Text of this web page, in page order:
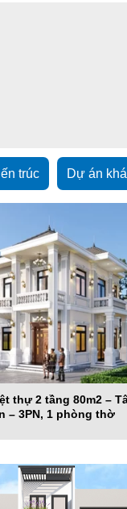
trúc Dự án
thự 2 tầng 80m2 –
– 3PN, 1 phòng thờ